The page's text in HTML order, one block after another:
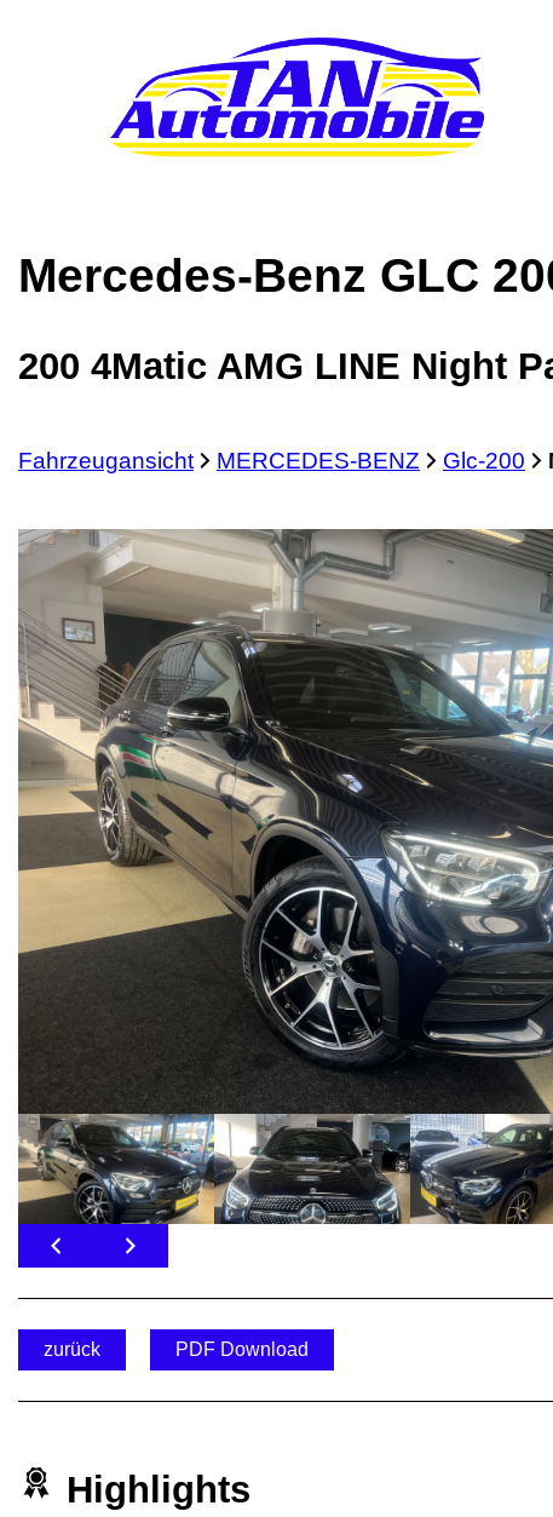
Mercedes-Benz GLC
200 4Matic AMG LINE Night
Fahrzeugansicht MERCEDES-BENZ Glc-200
zurück PDF Download
Highlights